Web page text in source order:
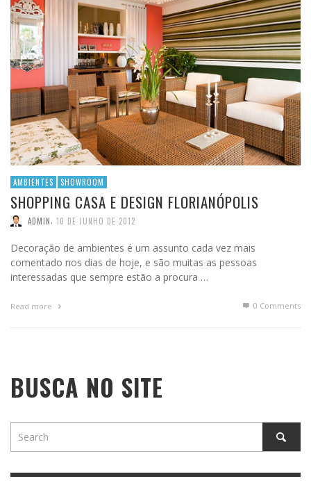
AMBIENTES SHOWROOM
SHOPPING CASA E DESIGN FLORIANÓPOLIS
ADMIN 10 DE JUNHO DE 2012
Decoração de ambientes é um assunto cada vez mais
comentado nos dias de hoje, e são muitas as pessoas
interessadas que sempre estão a procura …
Read more 0 Comments
BUSCA NO SITE